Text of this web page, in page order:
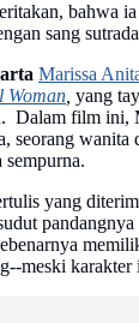
bahwa
sang
Marissa
Woman, yang
Dalam film ini,
seorang wanita
yang
meski